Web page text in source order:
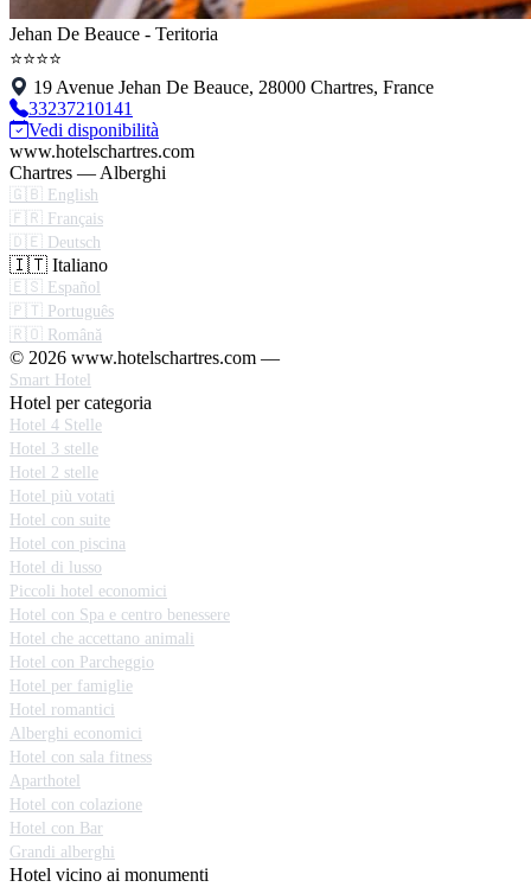
Jehan De Beauce - Teritoria
⭐⭐⭐⭐
19 Avenue Jehan De Beauce, 28000 Chartres, France
33237210141
Vedi disponibilità
www.hotelschartres.com
Chartres — Alberghi
🇬🇧 English
🇫🇷 Français
🇩🇪 Deutsch
🇮🇹 Italiano
🇪🇸 Español
🇵🇹 Português
🇷🇴 Română
© 2026 www.hotelschartres.com —
Smart Hotel
Hotel per categoria
Hotel 4 Stelle
Hotel 3 stelle
Hotel 2 stelle
Hotel più votati
Hotel con suite
Hotel con piscina
Hotel di lusso
Piccoli hotel economici
Hotel con Spa e centro benessere
Hotel che accettano animali
Hotel con Parcheggio
Hotel per famiglie
Hotel romantici
Alberghi economici
Hotel con sala fitness
Aparthotel
Hotel con colazione
Hotel con Bar
Grandi alberghi
Hotel vicino ai monumenti